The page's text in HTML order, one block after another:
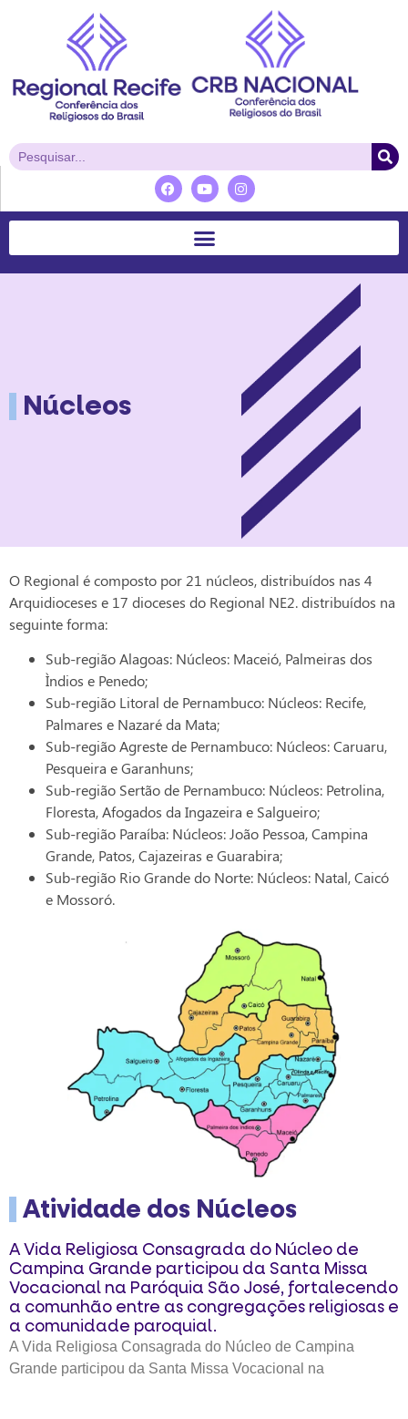
Núcleos
O Regional é composto por 21 núcleos, distribuídos nas 4
Arquidioceses e 17 dioceses do Regional NE2. distribuídos na
seguinte forma:
Sub-região Alagoas: Núcleos: Maceió, Palmeiras dos
Ìndios e Penedo;
Sub-região Litoral de Pernambuco: Núcleos: Recife,
Palmares e Nazaré da Mata;
Sub-região Agreste de Pernambuco: Núcleos: Caruaru,
Pesqueira e Garanhuns;
Sub-região Sertão de Pernambuco: Núcleos: Petrolina,
Floresta, Afogados da Ingazeira e Salgueiro;
Sub-região Paraíba: Núcleos: João Pessoa, Campina
Grande, Patos, Cajazeiras e Guarabira;
Sub-região Rio Grande do Norte: Núcleos: Natal, Caicó
e Mossoró.
Atividade dos Núcleos
A Vida Religiosa Consagrada do Núcleo de
Campina Grande participou da Santa Missa
Vocacional na Paróquia São José, fortalecendo
a comunhão entre as congregações religiosas e
a comunidade paroquial.
A Vida Religiosa Consagrada do Núcleo de Campina
Grande participou da Santa Missa Vocacional na